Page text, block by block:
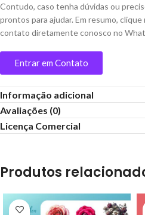
Contudo, caso tenha dúvidas ou
prontos para ajudar. Em resumo,
contato diretamente conosco no
Entrar em Contato
Informação adicional
Avaliações (0)
Licença Comercial
Produtos